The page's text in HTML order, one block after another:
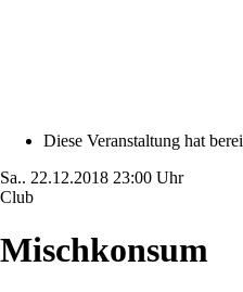
Diese Veranstaltung hat
Sa.. 22.12.2018 23:00 Uhr
Club
Mischkonsum